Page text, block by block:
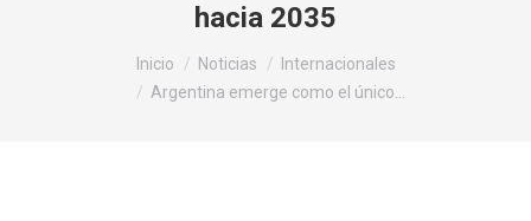
hacia 2035
Inicio Noticias
Internacionales
Argentina emerge como el único…